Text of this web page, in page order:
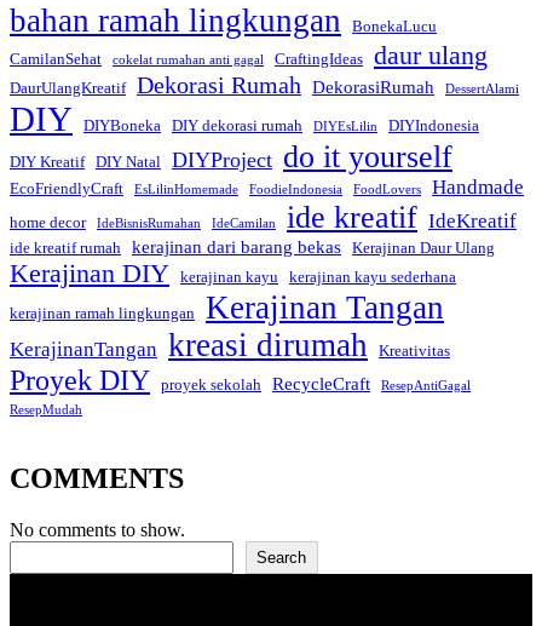
bahan ramah lingkungan
BonekaLucu
CamilanSehat
cokelat rumahan anti gagal CraftingIdeas daur ulang
DaurUlangKreatif Dekorasi Rumah DekorasiRumah DessertAlami
DIY DIYBoneka DIY dekorasi rumah DIYEsLilin
DIYIndonesia
DIY Kreatif DIY Natal DIYProject do it yourself
EcoFriendlyCraft EsLilinHomemade FoodieIndonesia FoodLovers Handmade
home decor IdeBisnisRumahan IdeCamilan ide kreatif IdeKreatif
ide kreatif rumah kerajinan dari barang bekas Kerajinan Daur Ulang
Kerajinan DIY kerajinan kayu
kerajinan kayu sederhana
kerajinan ramah lingkungan
Kerajinan Tangan
KerajinanTangan kreasi dirumah Kreativitas
Proyek DIY proyek sekolah RecycleCraft
ResepAntiGagal
ResepMudah
COMMENTS
No comments to show.
Search